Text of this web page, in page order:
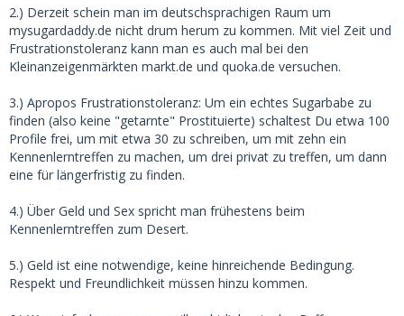
2.) Derzeit schein man im deutschsprachigen Raum um
mysugardaddy.de nicht drum herum zu kommen. Mit viel Zeit und
Frustrationstoleranz kann man es auch mal bei den
Kleinanzeigenmärkten markt.de und quoka.de versuchen.
3.) Apropos Frustrationstoleranz: Um ein echtes Sugarbabe zu
finden (also keine "getarnte" Prostituierte) schaltest Du etwa 100
Profile frei, um mit etwa 30 zu schreiben, um mit zehn ein
Kennenlerntreffen zu machen, um drei privat zu treffen, um dann
eine für längerfristig zu finden.
4.) Über Geld und Sex spricht man frühestens beim
Kennenlerntreffen zum Desert.
5.) Geld ist eine notwendige, keine hinreichende Bedingung.
Respekt und Freundlichkeit müssen hinzu kommen.